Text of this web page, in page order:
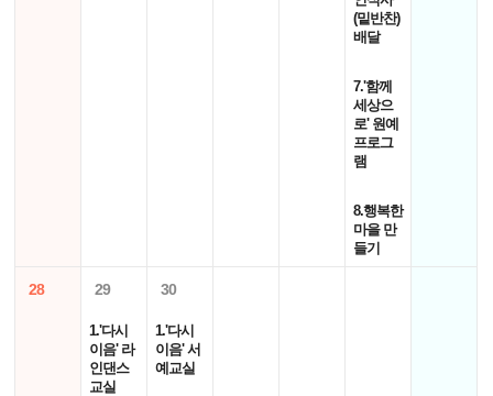
(밑반찬)
배달
7.'함께
세상으
로' 원예
프로그
램
8.행복한
마을 만
들기
28 29
1.'다시
이음' 라
인댄스
교실
30
1.'다시
이음' 서
예교실